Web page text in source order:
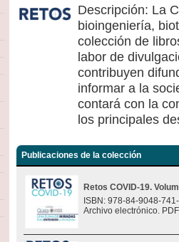
Descripción: La
bioingeniería,
colección de
labor de
contribuyen
informar a la
contará con la
los principales
Publicaciones de la colección
Retos COVID-19.
ISBN: 978-84-9048-
Archivo electrónico.